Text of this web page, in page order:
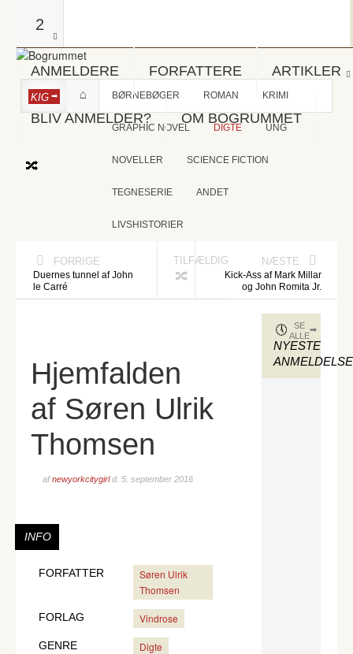
2
ANMELDERE FORFATTERE ARTIKLER
BLIV ANMELDER? OM BOGRUMMET
KIG BØRNEBØGER ROMAN KRIMI
GRAPHIC NOVEL DIGTE UNG
NOVELLER SCIENCE FICTION
TEGNESERIE ANDET
LIVSHISTORIER
FORRIGE
Duernes tunnel af John
le Carré
TILFÆLDIG NÆSTE
Kick-Ass af Mark Millar
og John Romita Jr.
Hjemfalden
af Søren Ulrik
Thomsen
afnewyorkcitygirld. 5. september 2016
INFO
FORFATTER
Søren Ulrik
Thomsen
FORLAG Vindrose
GENRE Digte
NYESTE
SE
ALLE